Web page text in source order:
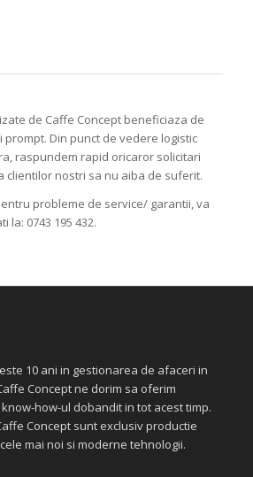
de Caffe Concept beneficiaza de
Din punct de vedere logistic
raspundem rapid oricaror solicitari
clientilor nostri sa nu aiba de suferit.
probleme de service/ garantii, va
la: 0743 195 432.
10 ani in gestionarea de afaceri in
Concept ne dorim sa oferim
how-ul dobandit in tot acest timp.
Concept sunt exclusiv productie
mai noi si moderne tehnologii.